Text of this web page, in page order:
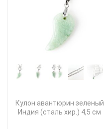
Кулон авантюрин зеленый
Индия (сталь хир.) 4,5 см